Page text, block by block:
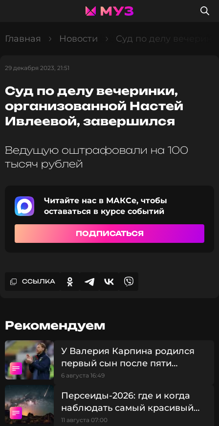
Главная Новости Суд по делу
29 декабря 2023, 21:51
Суд по делу вечеринки,
организованной Настей
Ивлеевой, завершился
Ведущую оштрафовали на 100
тысяч рублей
Читайте нас в МАКСе, чтобы
оставаться в курсе событий
ПОДПИСАТЬСЯ
ССЫЛКА
Рекомендуем
У Валерия Карпина родился
первый сын после пяти
дочерей
6 августа 16:49
Персеиды-2026: где и когда
наблюдать самый красивый
звездопад года
11 августа 07:00